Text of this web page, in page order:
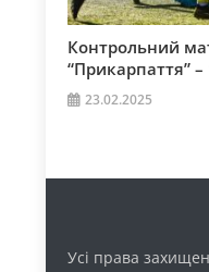
Контрольний
“Прикарпаття” –
23.02.2025
Усі права